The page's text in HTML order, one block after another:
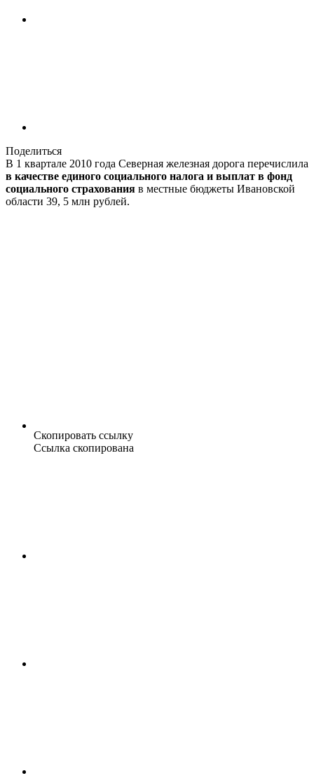
Поделиться
В 1 квартале 2010 года Северная железная дорога перечислила
в качестве единого социального налога и выплат в фонд
социального страхования в местные бюджеты Ивановской
области 39, 5 млн рублей.
Скопировать ссылку
Ссылка скопирована